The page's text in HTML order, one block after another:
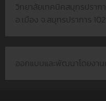
วิทยาลัยเทคนิคสมุทรปราก
อ.เมือง จ.สมุทรปราการ
ออกแบบและพัฒนาโดยงา